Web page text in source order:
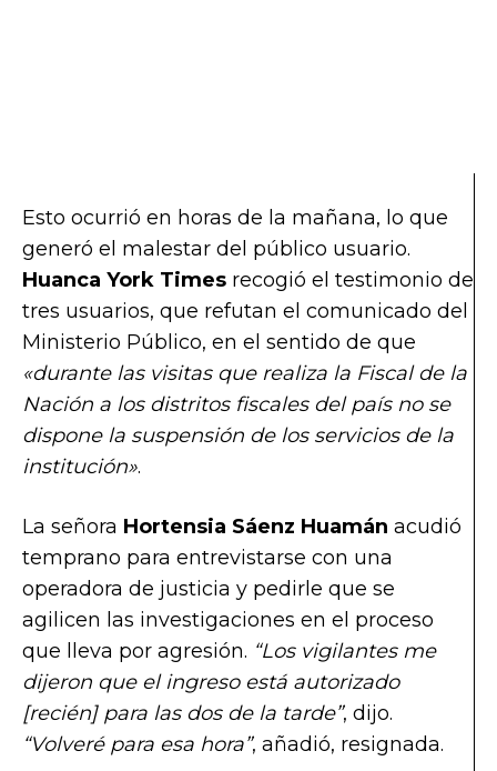
Esto ocurrió en horas de la mañana, lo que
generó el malestar del público usuario.
Huanca York Times recogió el testimonio de
tres usuarios, que refutan el comunicado del
Ministerio Público, en el sentido de que
«durante las visitas que realiza la Fiscal de la
Nación a los distritos fiscales del país no se
dispone la suspensión de los servicios de la
institución».
La señora Hortensia Sáenz Huamán acudió
temprano para entrevistarse con una
operadora de justicia y pedirle que se
agilicen las investigaciones en el proceso
que lleva por agresión. “Los vigilantes me
dijeron que el ingreso está autorizado
[recién] para las dos de la tarde”, dijo.
“Volveré para esa hora”, añadió, resignada.